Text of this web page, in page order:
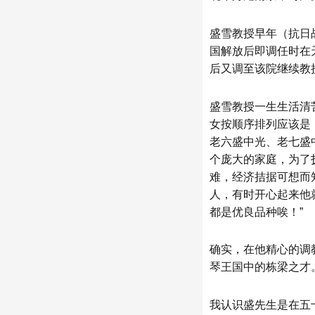
盛雪教授早年（抗
国解放后即调任时
后又调至该院继续
盛雪教授一生生活
女按顺序排列应该是
老六盛中光、老七盛
个庞大的家庭，为了
难，经济拮据可想而
人，有时开心起来
都是优良品种唉！”
确实，在他精心的调
琴王国中的栋梁之才
我认识盛先生是在五